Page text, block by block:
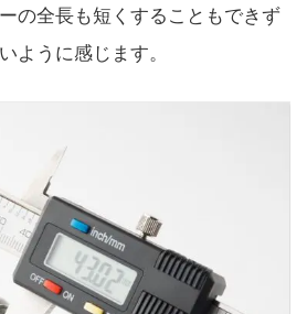
の全長も短くすることもできず
ように感じます。